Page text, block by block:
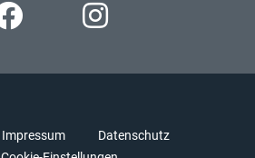
Impressum
Datenschutz